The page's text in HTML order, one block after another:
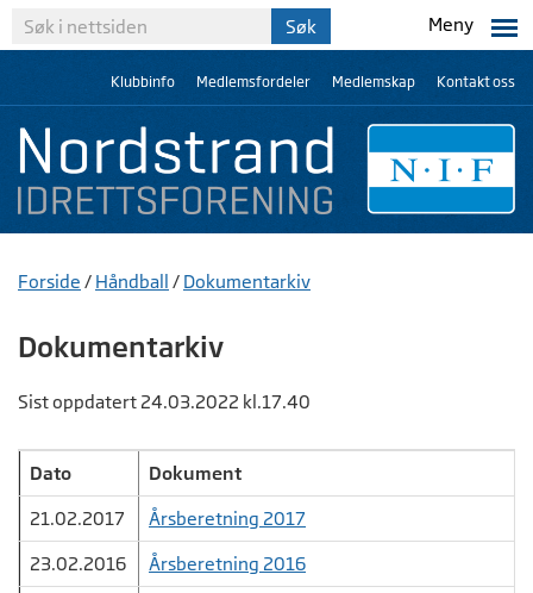
Meny
Klubbinfo Medlemsfordeler Medlemskap Kontakt oss
Forside / Håndball / Dokumentarkiv
Dokumentarkiv
Sist oppdatert 24.03.2022 kl.17.40
Dato Dokument
21.02.2017
Årsberetning 2017
23.02.2016
Årsberetning 2016